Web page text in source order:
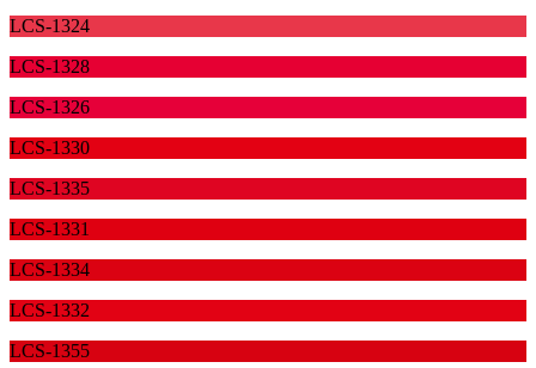
LCS-1324
LCS-1328
LCS-1326
LCS-1330
LCS-1335
LCS-1331
LCS-1334
LCS-1332
LCS-1355